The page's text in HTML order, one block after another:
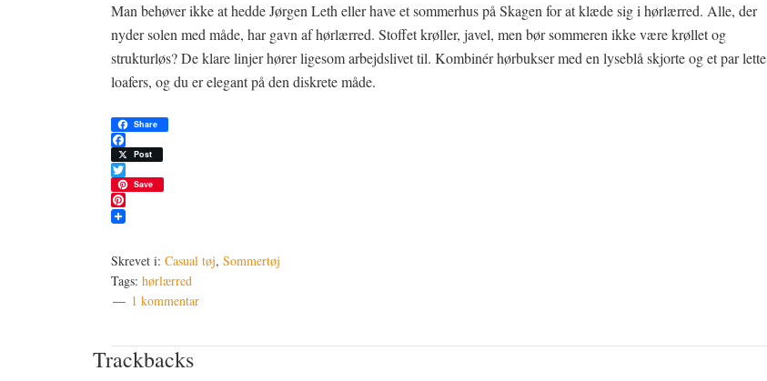
Man behøver ikke at hedde Jørgen Leth eller have et sommerhus på Skagen for at klæde sig i hørlærred. Alle, der
nyder solen med måde, har gavn af hørlærred. Stoffet krøller, javel, men bør sommeren ikke være krøllet og
strukturløs? De klare linjer hører ligesom arbejdslivet til. Kombinér hørbukser med en lyseblå skjorte og et par lette
loafers, og du er elegant på den diskrete måde.
Share
Facebook
Post
Twitter
Save
Pinterest
Skrevet i: Casual tøj, Sommertøj
Tags: hørlærred
1 kommentar
Læserinteraktioner
Trackbacks